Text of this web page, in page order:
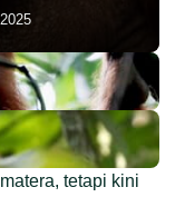
tetapi kini